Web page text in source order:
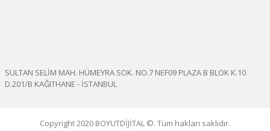
SULTAN SELİM MAH. HÜMEYRA SOK. NO.7 NEF09 PLAZA B BLOK K.10
D.201/B KAĞITHANE - İSTANBUL
Copyright 2020 BOYUTDİJİTAL ©. Tüm hakları saklıdır.